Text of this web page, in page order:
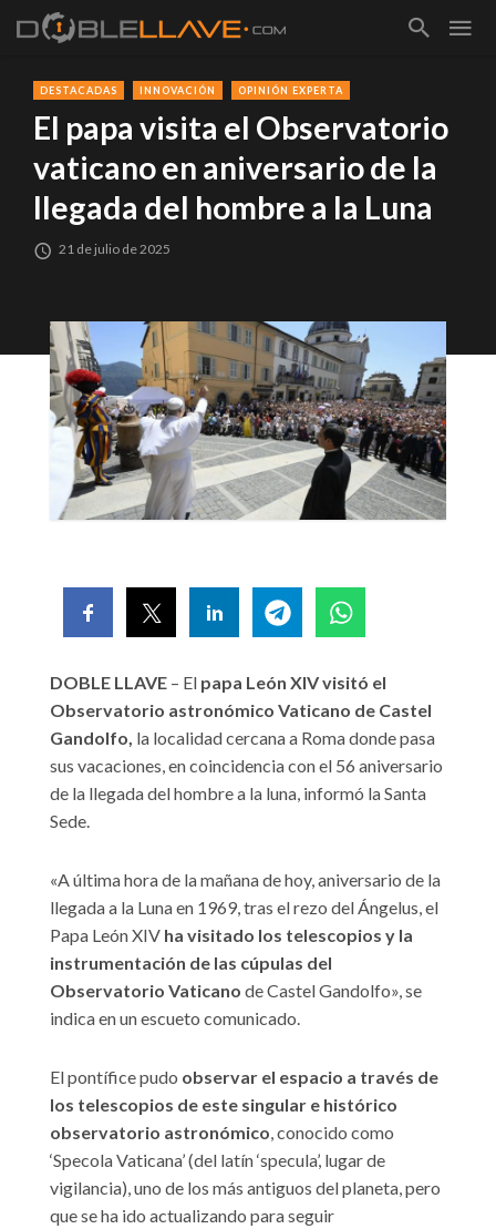
DESTACADAS INNOVACIÓN OPINIÓN EXPERTA
El papa visita el Observatorio
vaticano en aniversario de la
llegada del hombre a la Luna
21 de julio de 2025
DOBLE LLAVE – El papa León XIV visitó el
Observatorio astronómico Vaticano de Castel
Gandolfo, la localidad cercana a Roma donde pasa
sus vacaciones, en coincidencia con el 56 aniversario
de la llegada del hombre a la luna, informó la Santa
Sede.
«A última hora de la mañana de hoy, aniversario de la
llegada a la Luna en 1969, tras el rezo del Ángelus, el
Papa León XIV ha visitado los telescopios y la
instrumentación de las cúpulas del
Observatorio Vaticano de Castel Gandolfo», se
indica en un escueto comunicado.
El pontífice pudo observar el espacio a través de
los telescopios de este singular e histórico
observatorio astronómico, conocido como
‘Specola Vaticana’ (del latín ‘specula’, lugar de
vigilancia), uno de los más antiguos del planeta, pero
que se ha ido actualizando para seguir